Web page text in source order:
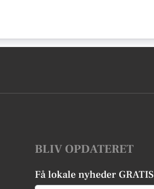
BLIV OPDATERET
Få lokale nyheder GRATIS